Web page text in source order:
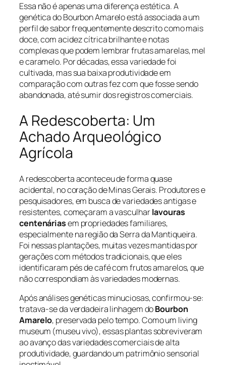
Essa não é apenas uma diferença estética. A
genética do Bourbon Amarelo está associada a um
perfil de sabor frequentemente descrito como mais
doce, com acidez cítrica brilhante e notas
complexas que podem lembrar frutas amarelas, mel
e caramelo. Por décadas, essa variedade foi
cultivada, mas sua baixa produtividade em
comparação com outras fez com que fosse sendo
abandonada, até sumir dos registros comerciais.
A Redescoberta: Um
Achado Arqueológico
Agrícola
A redescoberta aconteceu de forma quase
acidental, no coração de Minas Gerais. Produtores e
pesquisadores, em busca de variedades antigas e
resistentes, começaram a vasculharlavouras
centenáriasem propriedades familiares,
especialmente na região da Serra da Mantiqueira.
Foi nessas plantações, muitas vezes mantidas por
gerações com métodos tradicionais, que eles
identificaram pés de café com frutos amarelos, que
não correspondiam às variedades modernas.
Após análises genéticas minuciosas, confirmou-se:
tratava-se da verdadeira linhagem doBourbon
Amarelo, preservada pelo tempo. Como um living
museum (museu vivo), essas plantas sobreviveram
ao avanço das variedades comerciais de alta
produtividade, guardando um patrimônio sensorial